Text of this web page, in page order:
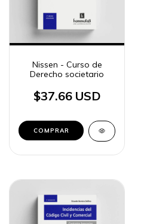
Nissen - Curso de
Derecho societario
$37.66 USD
COMPRAR